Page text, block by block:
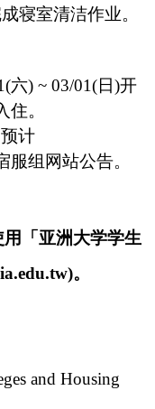
寝室清洁作业。
六) ~ 03/01(日)开
。
计
服组网站公告。
「亚洲大学学生
。
and Housing